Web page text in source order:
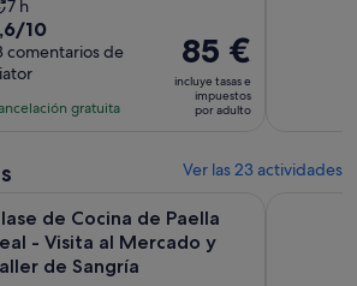
La
duración
de
la
actividad
7 horas
7 h
10
comentarios de
gratuita
El
precio
es
de
por
85 €
incluye tasas e
impuestos
por adulto
Ver las 23 actividades
de Cocina de Paella
- Visita al Mercado y
de Sangría